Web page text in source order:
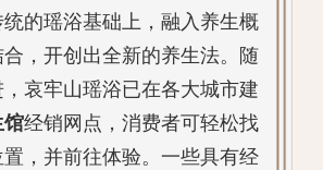
的瑶浴基础上，融入养生概
，开创出全新的养生法。随
哀牢山瑶浴已在各大城市建
馆经销网点，消费者可轻松找
，并前往体验。一些具有经